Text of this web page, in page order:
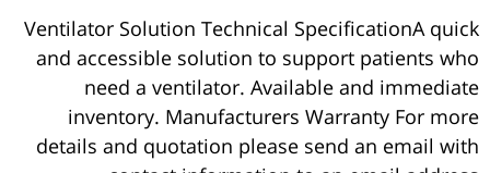
Ventilator Solution Technical SpecificationA quick
and accessible solution to support patients who
need a ventilator. Available and immediate
inventory. Manufacturers Warranty For more
details and quotation please send an email with